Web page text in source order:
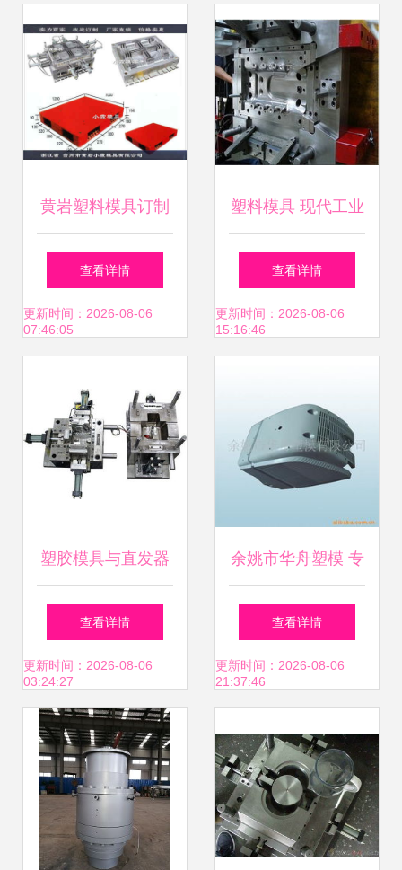
业优势
黄岩塑料模具订制
及塑料托板模具评
价分析
查看详情
更新时间：2026-08-06
07:46:05
塑料模具 现代工业
的基石
查看详情
更新时间：2026-08-06
15:16:46
塑胶模具与直发器
手面外壳的生产与
应用
查看详情
更新时间：2026-08-06
03:24:27
余姚市华舟塑模 专
注塑料模具制造的
专业企业
查看详情
更新时间：2026-08-06
21:37:46